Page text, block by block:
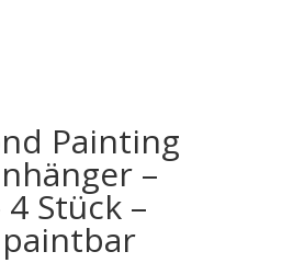
Painting
–
Stück –